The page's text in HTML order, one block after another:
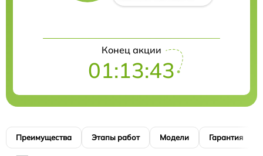
Конец акции
01:13:42
Преимущества Этапы работ Модели Гарантия